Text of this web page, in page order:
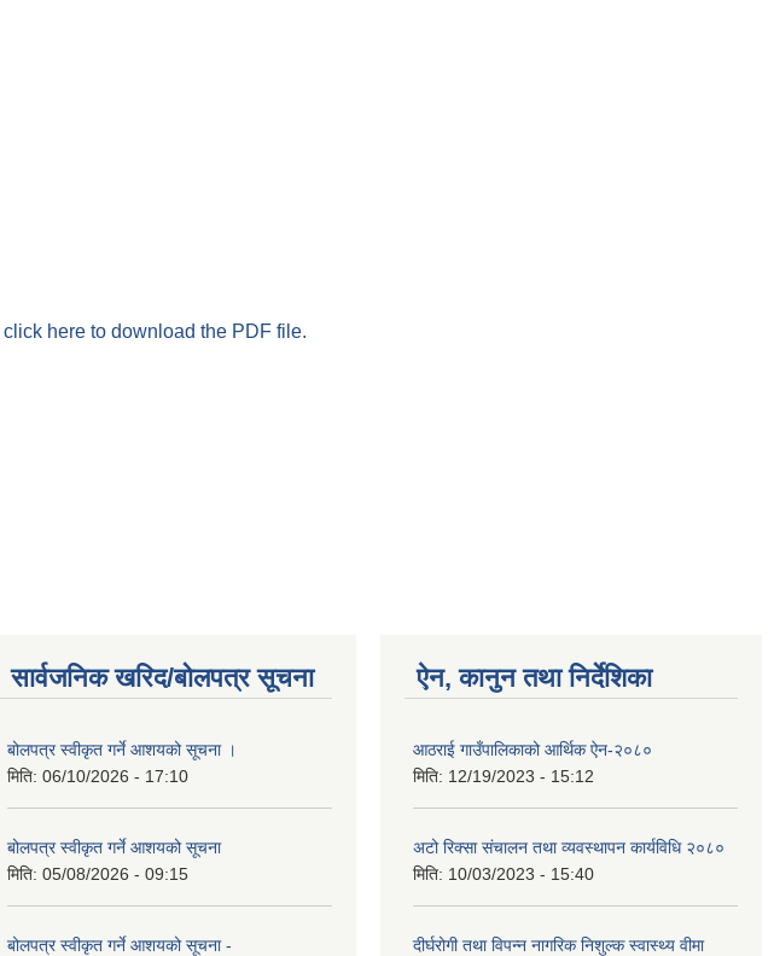
click here to download the PDF file.
सार्वजनिक खरिद/बोलपत्र सूचना
बोलपत्र स्वीकृत गर्ने आशयको सूचना ।
मिति: 06/10/2026 - 17:10
बोलपत्र स्वीकृत गर्ने आशयको सूचना
मिति: 05/08/2026 - 09:15
बोलपत्र स्वीकृत गर्ने आशयको सूचना -
ऐन, कानुन तथा निर्देशिका
आठराई गाउँपालिकाको आर्थिक ऐन-२०८०
मिति: 12/19/2023 - 15:12
अटो रिक्सा संचालन तथा व्यवस्थापन कार्यविधि २०८०
मिति: 10/03/2023 - 15:40
दीर्घरोगी तथा विपन्न नागरिक निशुल्क स्वास्थ्य वीमा